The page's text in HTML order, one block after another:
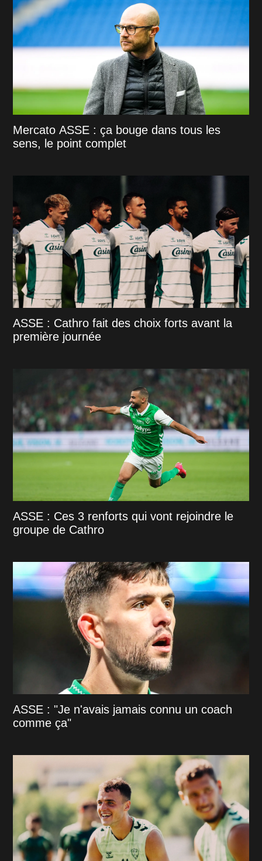
Mercato ASSE : ça bouge dans tous les
sens, le point complet
ASSE : Cathro fait des choix forts avant la
première journée
ASSE : Ces 3 renforts qui vont rejoindre le
groupe de Cathro
ASSE : "Je n'avais jamais connu un coach
comme ça"